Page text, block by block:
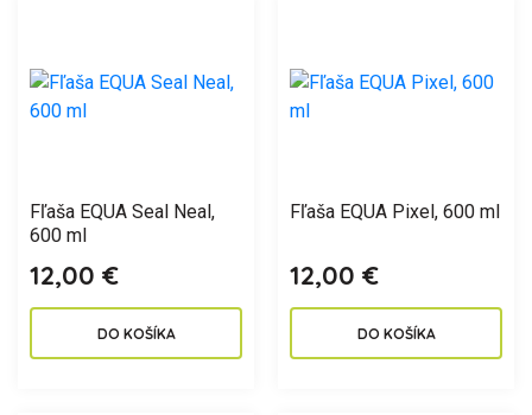
Fľaša EQUA Seal Neal,
600 ml
12,00 €
DO KOŠÍKA
Fľaša EQUA Pixel, 600 ml
12,00 €
DO KOŠÍKA